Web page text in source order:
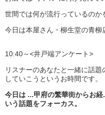
世間では何が流行っているのか
今日は本屋さん・柳生堂の青柳
10:40～<井戸端アンケート>
リスナーのあなたと一緒に話
していこうというお時間です。
今日は ...甲府の繁華街からお
いう話題をフォーカス。